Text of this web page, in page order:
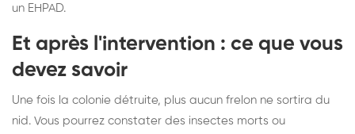
un EHPAD.
Et après l'intervention : ce que vous
devez savoir
Une fois la colonie détruite, plus aucun frelon ne sortira du
nid. Vous pourrez constater des insectes morts ou